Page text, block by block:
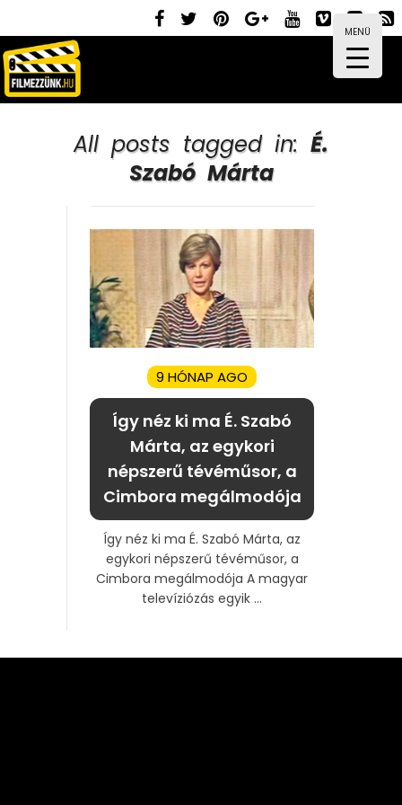
MENÜ
All posts tagged in: É.
Szabó Márta
9 HÓNAP AGO
Így néz ki ma É. Szabó
Márta, az egykori
népszerű tévéműsor, a
Cimbora megálmodója
Így néz ki ma É. Szabó Márta, az
egykori népszerű tévéműsor, a
Cimbora megálmodója A magyar
televíziózás egyik ...